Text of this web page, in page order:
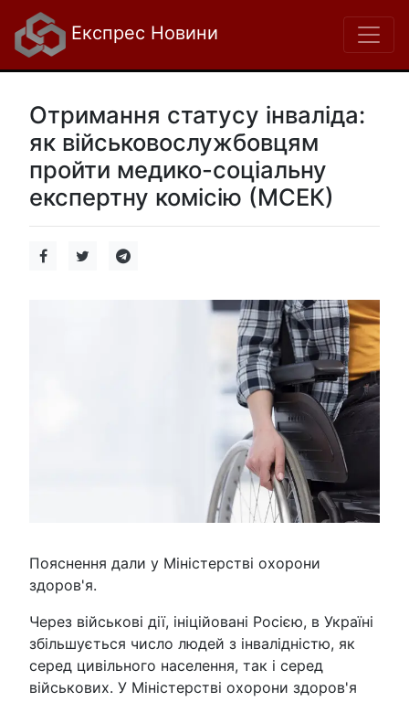
Експрес Новини
Отримання статусу інваліда:
як військовослужбовцям
пройти медико-соціальну
експертну комісію (МСЕК)
Пояснення дали у Міністерстві охорони
здоров'я.
Через військові дії, ініційовані Росією, в Україні
збільшується число людей з інвалідністю, як
серед цивільного населення, так і серед
військових. У Міністерстві охорони здоров'я